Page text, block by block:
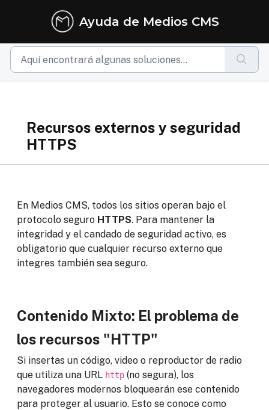
Ayuda de Medios CMS
Recursos externos y seguridad
HTTPS
En Medios CMS, todos los sitios operan bajo el
protocolo seguro HTTPS. Para mantener la
integridad y el candado de seguridad activo, es
obligatorio que cualquier recurso externo que
integres también sea seguro.
Contenido Mixto: El problema de
los recursos "HTTP"
Si insertas un código, video o reproductor de radio
que utiliza una URL http (no segura), los
navegadores modernos bloquearán ese contenido
para proteger al usuario. Esto se conoce como